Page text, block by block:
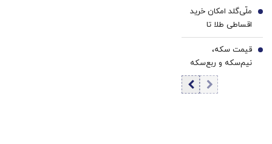
معاملات بورس
همت پول حقیقی
زنگ خطر شد
ملّی‌گلد امکان خرید
اقساطی طلا تا
سقف یک میلیارد
تومان را فراهم کرد
6
قیمت سکه،
نیم‌سکه و ربع‌سکه
امروز یکشنبه ۱۸
مرداد ۱۴۰۵/ کاهش
7